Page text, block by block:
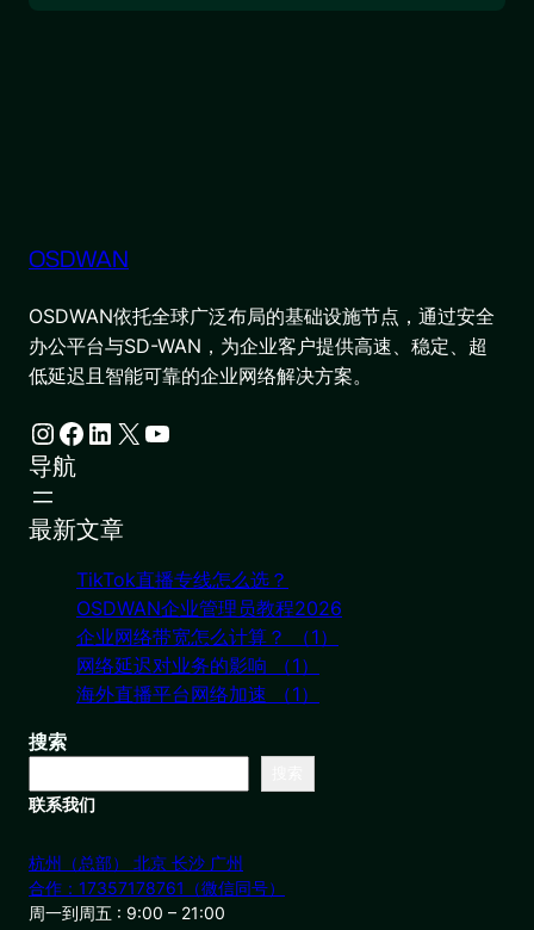
OSDWAN
OSDWAN依托全球广泛布局的基础设施节点，通过安全
办公平台与SD-WAN，为企业客户提供高速、稳定、超
低延迟且智能可靠的企业网络解决方案。
Instagram Facebook LinkedIn X YouTube
导航
最新文章
TikTok直播专线怎么选？
OSDWAN企业管理员教程2026
企业网络带宽怎么计算？ （1）
网络延迟对业务的影响 （1）
海外直播平台网络加速 （1）
搜索
联系我们
杭州（总部） 北京 长沙 广州
合作：17357178761（微信同号）
周一到周五 : 9:00 – 21:00